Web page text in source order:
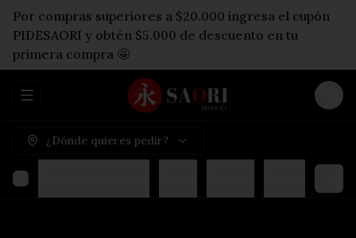
Por compras superiores a $20.000 ingresa el cupón
PIDESAORI y obtén $5.000 de descuento en tu
primera compra 🤩
Abrir menu de navegación
¿Dónde quieres pedir?